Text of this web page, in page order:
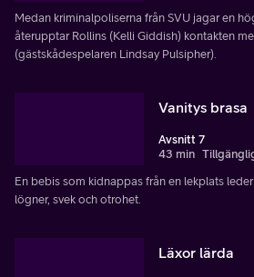
Medan kriminalpoliserna från SVU jagar en
återupptar Rollins (Kelli Giddish) kontakten
(gästskådespelaren Lindsay Pulsipher).
Vanitys brasa
Avsnitt 7
43 min
En bebis som kidnappas från en lekplats
lögner, svek och otrohet.
Läxor lärda